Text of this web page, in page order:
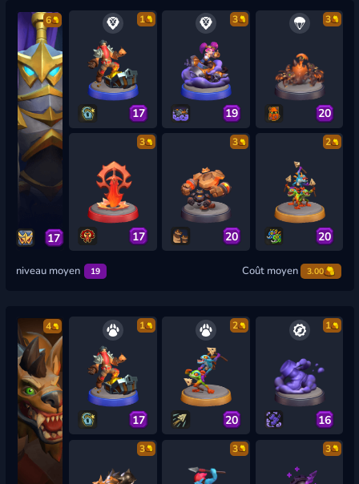
6
17
1
17
3
19
3
20
3
17
3
20
2
20
niveau moyen 19 Coût moyen 3.00
4 1
17
2
20
1
16
3 3 3